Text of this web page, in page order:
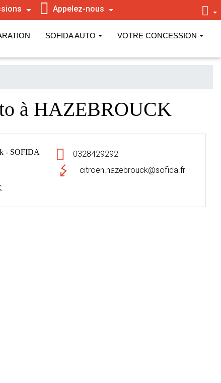
Appelez-nous
SOFIDA AUTO VOTRE CONCESSION
à HAZEBROUCK
- SOFIDA
0328429292
citroen.hazebrouck@sofida.fr